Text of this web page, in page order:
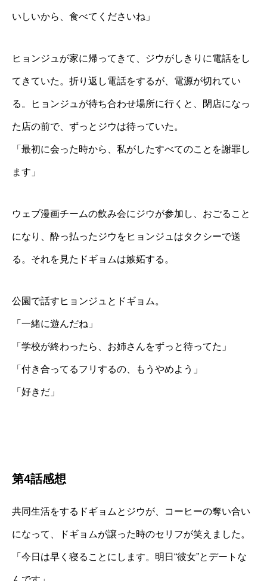
いしいから、食べてくださいね」
ヒョンジュが家に帰ってきて、ジウがしきりに電話をし
てきていた。折り返し電話をするが、電源が切れてい
る。ヒョンジュが待ち合わせ場所に行くと、閉店になっ
た店の前で、ずっとジウは待っていた。
「最初に会った時から、私がしたすべてのことを謝罪し
ます」
ウェブ漫画チームの飲み会にジウが参加し、おごること
になり、酔っ払ったジウをヒョンジュはタクシーで送
る。それを見たドギョムは嫉妬する。
公園で話すヒョンジュとドギョム。
「一緒に遊んだね」
「学校が終わったら、お姉さんをずっと待ってた」
「付き合ってるフリするの、もうやめよう」
「好きだ」
第4話感想
共同生活をするドギョムとジウが、コーヒーの奪い合い
になって、ドギョムが譲った時のセリフが笑えました。
「今日は早く寝ることにします。明日“彼女”とデートな